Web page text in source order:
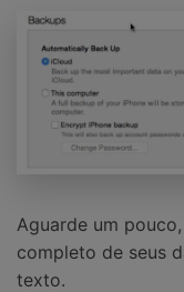
Aguarde um
completo de seus
texto.